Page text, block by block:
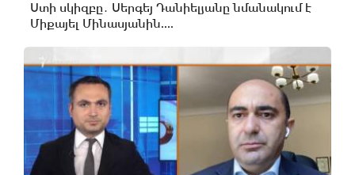
Ստի սկիզբը․ Սերգեյ Դանիելյանը նմանակում է
Միքայել Մինասյանին....